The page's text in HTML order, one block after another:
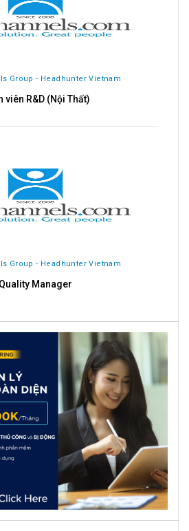
Group - Headhunter Vietnam
viên R&D (Nội Thất)
Group - Headhunter Vietnam
Quality Manager